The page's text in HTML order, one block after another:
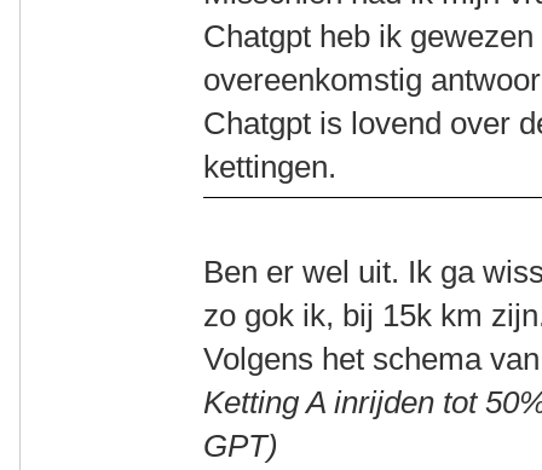
Chatgpt heb ik
overeenkomstig
Chatgpt is lovend over
kettingen.
Ben er wel uit. Ik ga
zo gok ik, bij 15k km
Volgens het schema
Ketting A inrijden tot
GPT)